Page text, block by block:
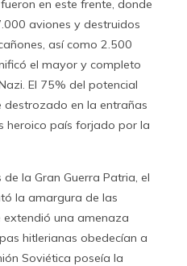
en este frente, donde
aviones y destruidos
así como 2.500
el mayor y completo
El 75% del potencial
en la entrañas
heroico país forjado por la
la Gran Guerra Patria, el
la amargura de las
extendió una amenaza
hitlerianas obedecían a
Soviética poseía la